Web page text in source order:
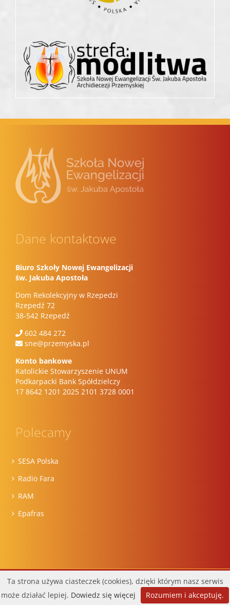
Dane kontaktowe
Biuro Szkoły Nowej Ewangelizacji
św. Jakuba Apostoła
Dom Rekolekcyjny w Rzepedzi
Rzepedź 72
38-542 Rzepedź
602 484 272
sne@przemyska.pl
Konto bankowe
Katolickie Stowarzyszenie UNUM
Podkarpacki Bank Spółdzielczy
17 8642 1201 2025 2101 3728 0001
Polecamy
SESA Polska
Radio Fara
RAM
Epafras
Wykonanie: DobraStronaParafii.pl
Facebook
Ta strona używa ciasteczek (cookies), dzięki którym nasz serwis
może działać lepiej. Dowiedz się więcej Rozumiem i akceptuję.